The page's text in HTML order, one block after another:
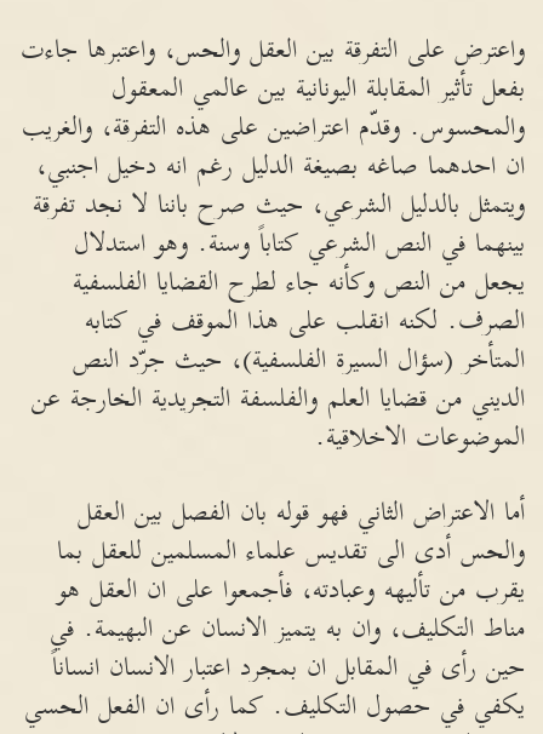
واعترض على التفرقة بين العقل والحس، واعتبرها جاءت
بفعل تأثير المقابلة اليونانية بين عالمي المعقول
والمحسوس. وقدّم اعتراضين على هذه التفرقة، والغريب
ان احدهما صاغه بصيغة الدليل رغم انه دخيل اجنبي،
ويتمثل بالدليل الشرعي، حيث صرح باننا لا نجد تفرقة
بينهما في النص الشرعي كتاباً وسنة. وهو استدلال
يجعل من النص وكأنه جاء لطرح القضايا الفلسفية
الصرف. لكنه انقلب على هذا الموقف في كتابه
المتأخر (سؤال السيرة الفلسفية)، حيث جرّد النص
الديني من قضايا العلم والفلسفة التجريدية الخارجة عن
الموضوعات الاخلاقية.
أما الاعتراض الثاني فهو قوله بان الفصل بين العقل
والحس أدى الى تقديس علماء المسلمين للعقل بما
يقرب من تأليهه وعبادته، فأجمعوا على ان العقل هو
مناط التكليف، وان به يتميز الانسان عن البهيمة. في
حين رأى في المقابل ان بمجرد اعتبار الانسان انساناً
يكفي في حصول التكليف. كما رأى ان الفعل الحسي